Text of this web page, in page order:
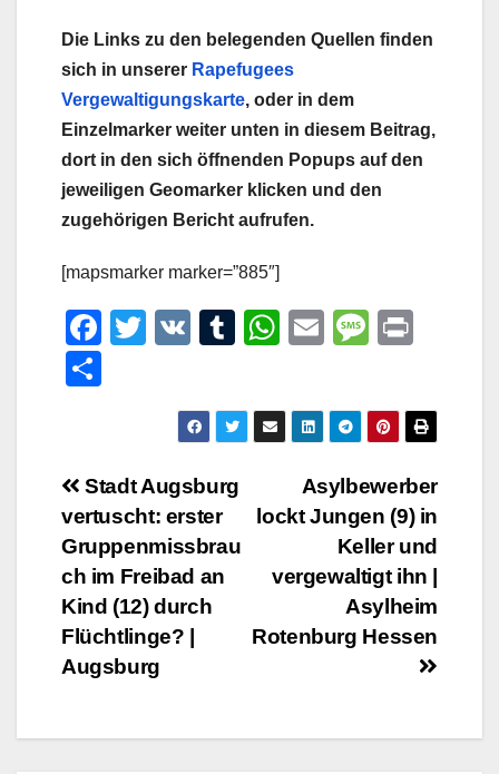
Die Links zu den belegenden Quellen finden
sich in unserer Rapefugees
Vergewaltigungskarte, oder in dem
Einzelmarker weiter unten in diesem Beitrag,
dort in den sich öffnenden Popups auf den
jeweiligen Geomarker klicken und den
zugehörigen Bericht aufrufen.
[mapsmarker marker=”885″]
F
b
o
o
k
T
er
V
T
bl
W
s
p
E
M
a
e
n
Beitrags-
Navigation
Asylbewerber
lockt Jungen (9) in
Keller und
vergewaltigt ihn |
Asylheim
Rotenburg Hessen
Stadt Augsburg
vertuscht: erster
Gruppenmissbrau
ch im Freibad an
Kind (12) durch
Flüchtlinge? |
Augsburg